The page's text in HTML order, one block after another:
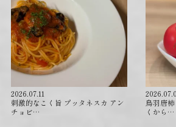
2026.07.11
刺激的なこく旨 プッタネスカ アン
チョビ…
鳥羽唐
くから…